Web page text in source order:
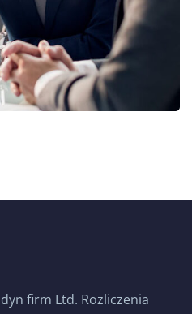
firm Ltd. Rozliczenia